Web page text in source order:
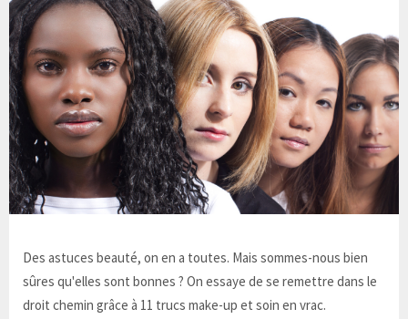
Des astuces beauté, on en a toutes. Mais sommes-nous bien
sûres qu'elles sont bonnes ? On essaye de se remettre dans le
droit chemin grâce à 11 trucs make-up et soin en vrac.